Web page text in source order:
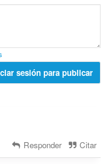
sesión para publicar
Responder Citar